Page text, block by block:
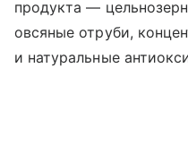
продукта —
овсяные отруби,
и натуральные